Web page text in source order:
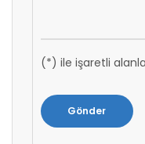
(*) ile işaretli